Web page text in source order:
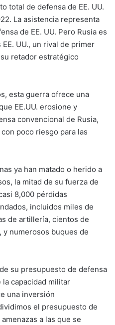
total de defensa de EE. UU.
La asistencia representa
de EE. UU. Pero Rusia es
UU., un rival de primer
retador estratégico
esta guerra ofrece una
EE.UU. erosione y
convencional de Rusia,
poco riesgo para las
ya han matado o herido a
la mitad de su fuerza de
8,000 pérdidas
incluidos miles de
de artillería, cientos de
y numerosos buques de
su presupuesto de defensa
capacidad militar
una inversión
el presupuesto de
a las que se